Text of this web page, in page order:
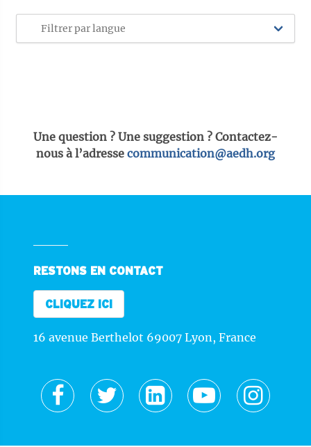
Une question ? Une suggestion ? Contactez-
nous à l’adresse communication@aedh.org
RESTONS EN CONTACT
CLIQUEZ ICI
16 avenue Berthelot 69007 Lyon, France